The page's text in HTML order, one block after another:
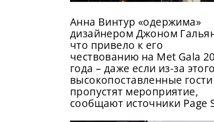
Анна Винтур «одержима»
дизайнером Джоном
что привело к его
чествованию на Met Gala
года – даже если из-за этого
высокопоставленные гости
пропустят мероприятие,
сообщают источники Page